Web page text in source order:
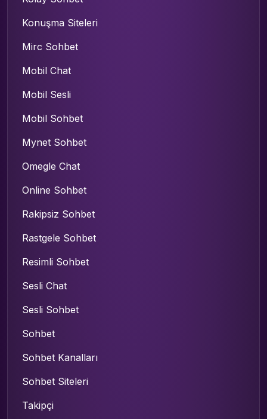
Konuşma Siteleri
Mirc Sohbet
Mobil Chat
Mobil Sesli
Mobil Sohbet
Mynet Sohbet
Omegle Chat
Online Sohbet
Rakipsiz Sohbet
Rastgele Sohbet
Resimli Sohbet
Sesli Chat
Sesli Sohbet
Sohbet
Sohbet Kanalları
Sohbet Siteleri
Takipçi